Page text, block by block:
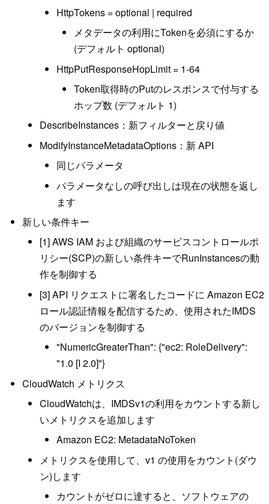
HttpTokens = optional | required
メタデータの利用にTokenを必須にするか
(デフォルト optional)
HttpPutResponseHopLimit = 1-64
Token取得時のPutのレスポンスで付与する
ホップ数 (デフォルト 1)
DescribeInstances：新フィルターと戻り値
ModifyInstanceMetadataOptions：新 API
同じパラメータ
パラメータなしの呼び出しは現在の状態を返し
ます
新しい条件キー
[1] AWS IAM および組織のサービスコントロールポ
リシー(SCP)の新しい条件キーでRunInstancesの動
作を制御する
[3] API リクエストに署名したコードに Amazon EC2
ロール認証情報を配信するため、使用されたIMDS
のバージョンを制御する
"NumericGreaterThan": {"ec2: RoleDelivery":
"1.0 [I 2.0]"}
CloudWatch メトリクス
CloudWatchは、IMDSv1の利用をカウントする新し
いメトリクスを追加します
Amazon EC2: MetadataNoToken
メトリクスを使用して、v1 の使用をカウント(ダウ
ン)します
カウントがゼロに達すると、ソフトウェアの